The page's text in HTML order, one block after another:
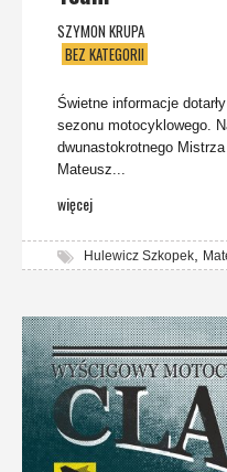
SZYMON KRUPA
BEZ KATEGORII
Świetne informacje
sezonu motocyklowego.
dwunastokrotnego
Mateusz...
więcej
Hulewicz Szkopek,